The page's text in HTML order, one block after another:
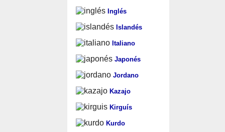
Inglés
Islandés
Italiano
Japonés
Jordano
Kazajo
Kirguís
Kurdo